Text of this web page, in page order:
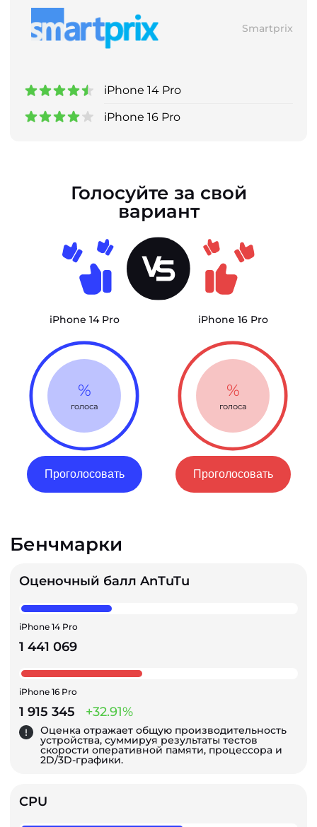
Smartprix
iPhone 14 Pro
iPhone 16 Pro
Голосуйте за свой
вариант
iPhone 14 Pro
%
голоса
Проголосовать
iPhone 16 Pro
%
голоса
Проголосовать
Бенчмарки
Оценочный балл AnTuTu
iPhone 14 Pro
1 441 069
iPhone 16 Pro
1 915 345 +32.91%
Оценка отражает общую производительность
устройства, суммируя результаты тестов
скорости оперативной памяти, процессора и
2D/3D-графики.
CPU